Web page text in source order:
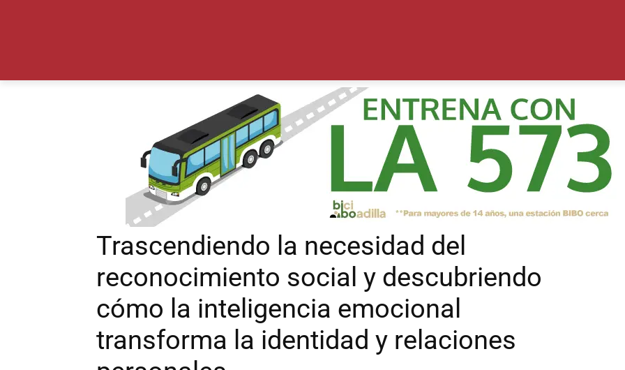
Trascendiendo la necesidad del
reconocimiento social y descubriendo
cómo la inteligencia emocional
transforma la identidad y relaciones